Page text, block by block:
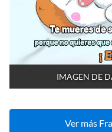
IMAGEN DE
Ver más